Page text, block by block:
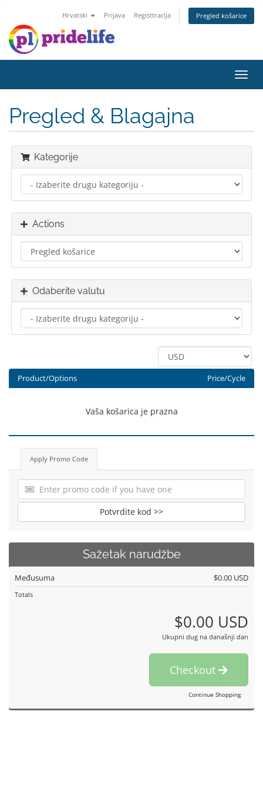
Hrvatski Prijava Registtracija Pregled košarice
Pregled & Blagajna
Kategorije
Actions
Odaberite valutu
Product/Options Price/Cycle
Vaša košarica je prazna
Apply Promo Code
Potvrdite kod >>
Sažetak narudžbe
Međusuma $0.00 USD
Totals
$0.00 USD
Ukupni dug na današnji dan
Checkout
Continue Shopping